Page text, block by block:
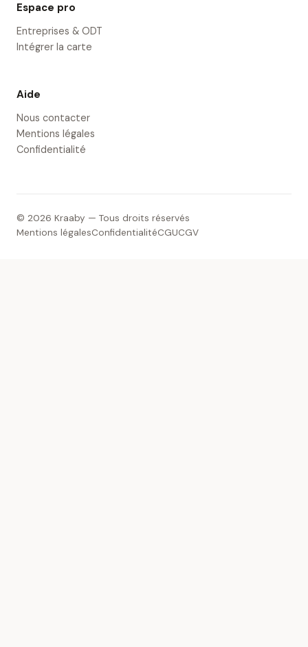
Espace pro
Entreprises & ODT
Intégrer la carte
Aide
Nous contacter
Mentions légales
Confidentialité
© 2026 Kraaby — Tous droits réservés
Mentions légalesConfidentialitéCGUCGV